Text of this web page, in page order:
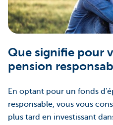
Brussels
Que signifie pour
pension
En optant pour un fonds
responsable, vous vous
plus tard en investissant